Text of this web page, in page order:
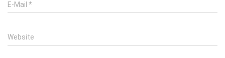
E-Mail *
Website